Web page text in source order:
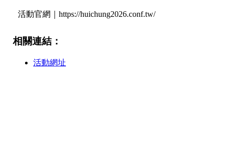
活動官網｜https://huichung2026.conf.tw/
相關連結：
活動網址